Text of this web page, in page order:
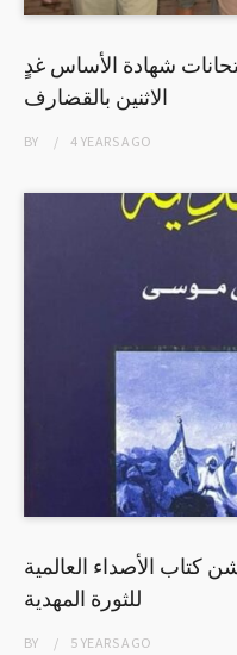
شهادة الأساس غدٍ
الاثنين بالقضارف
BY 4 YEARSAGO
كتاب الأصداء العالمية
للثورة المهدية
BY 5 YEARSAGO